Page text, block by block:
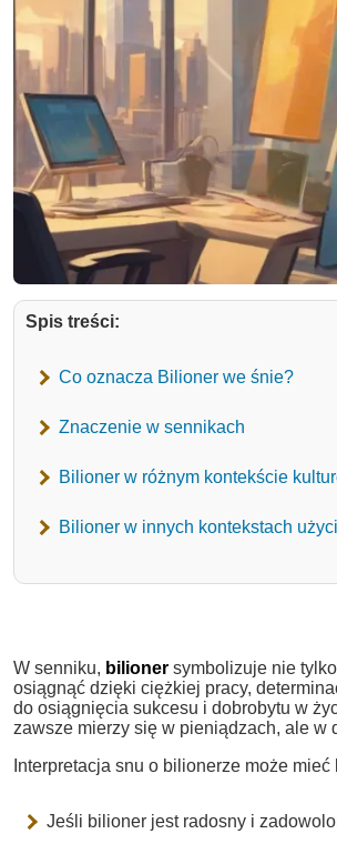
Spis treści:
Co oznacza Bilioner we śnie?
Znaczenie w sennikach
Bilioner w różnym kontekście
Bilioner w innych kontekstach
W senniku, bilioner symbolizuje nie
osiągnąć dzięki ciężkiej pracy,
do osiągnięcia sukcesu i dobrobytu w
zawsze mierzy się w pieniądzach, ale w
Interpretacja snu o bilionerze może
Jeśli bilioner jest radosny i